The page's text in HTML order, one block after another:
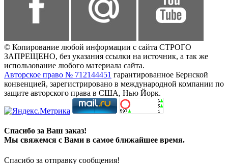
© Копирование любой информации с сайта СТРОГО
ЗАПРЕЩЕНО, без указания ссылки на источник, а так же
использование любого материала сайта.
Авторское право № 712144451 гарантированное Бернской
конвенцией, зарегистрировано в международной компании по
защите авторского права в США, Нью Йорк.
Спасибо за Ваш заказ!
Мы свяжемся с Вами в самое ближайшее время.
Спасибо за отправку сообщения!